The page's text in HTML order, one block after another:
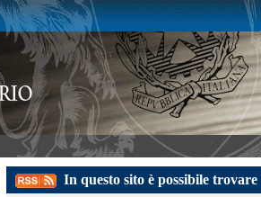
In questo sito è possibile